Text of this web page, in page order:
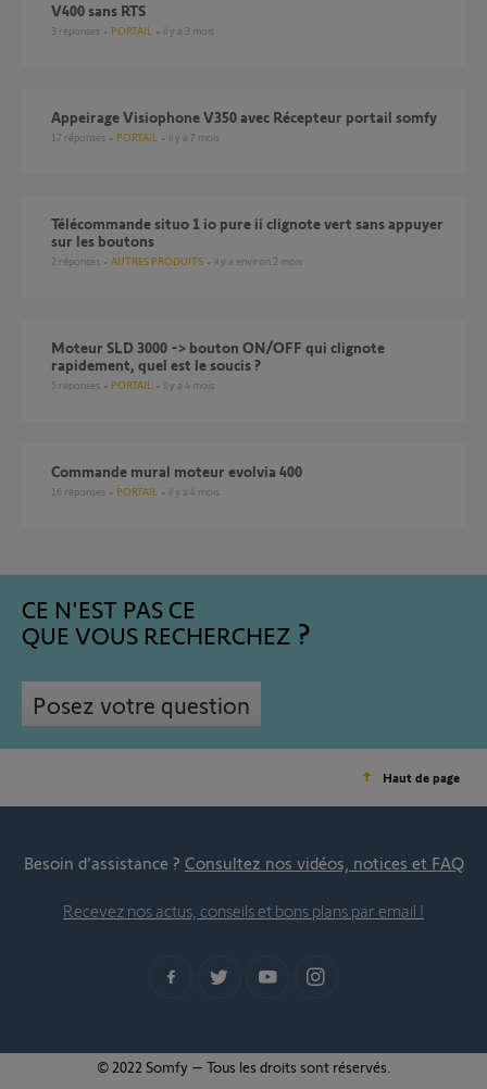
V400 sans RTS
3 réponses PORTAIL il y a 3 mois
Appeirage Visiophone V350 avec Récepteur portail somfy
17 réponses PORTAIL il y a 7 mois
télécommande situo 1 io pure ii clignote vert sans appuyer
sur les boutons
2 réponses AUTRES PRODUITS il y a environ 2 mois
Moteur SLD 3000 -> bouton ON/OFF qui clignote
rapidement, quel est le soucis ?
5 réponses PORTAIL il y a 4 mois
Commande mural moteur evolvia 400
16 réponses PORTAIL il y a 4 mois
CE N'EST PAS CE
QUE VOUS RECHERCHEZ
Posez votre question
Haut de page
Besoin d’assistance ? Consultez nos vidéos, notices et FAQ
Recevez nos actus, conseils et bons plans par email !
© 2022 Somfy – Tous les droits sont réservés.